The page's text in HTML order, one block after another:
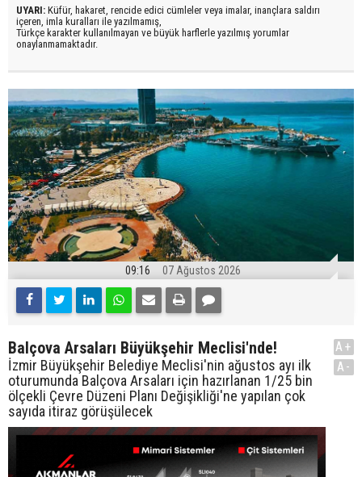
UYARI: Küfür, hakaret, rencide edici cümleler veya imalar, inançlara saldırı
içeren, imla kuralları ile yazılmamış,
Türkçe karakter kullanılmayan ve büyük harflerle yazılmış yorumlar
onaylanmamaktadır.
09:16 07 Ağustos 2026
Balçova Arsaları Büyükşehir Meclisi'nde!
İzmir Büyükşehir Belediye Meclisi'nin ağustos ayı ilk
oturumunda Balçova Arsaları için hazırlanan 1/25 bin
ölçekli Çevre Düzeni Planı Değişikliği'ne yapılan çok
sayıda itiraz görüşülecek
A+
A-